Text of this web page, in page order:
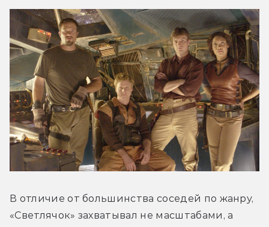
В отличие от большинства соседей по жанру,
«Светлячок» захватывал не масштабами, а